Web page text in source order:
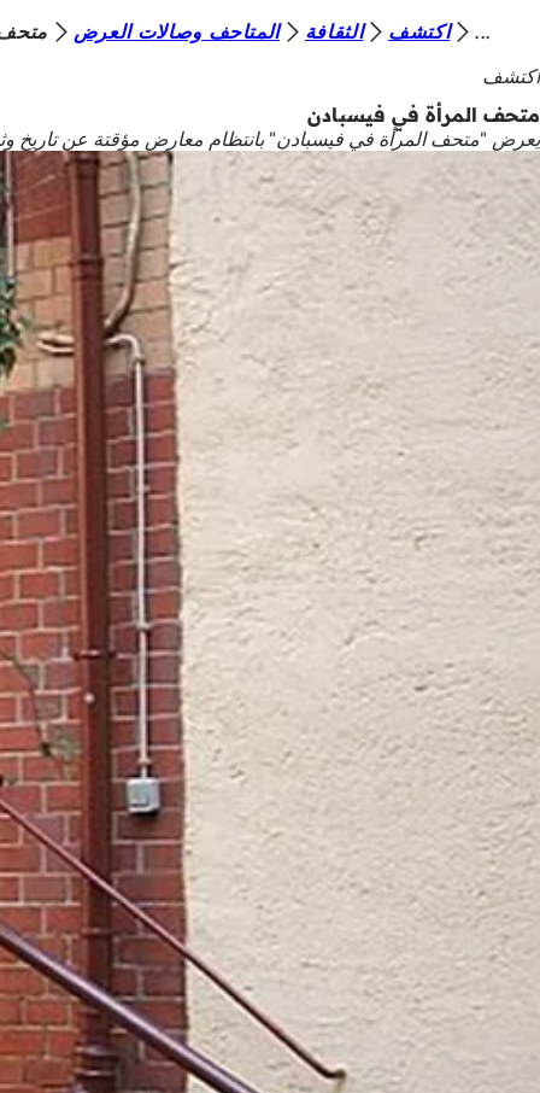
الانتقال إلى المحتوى
ن
ت
ه
ا
اكتشف الثقافة المتاحف وصالات العرض
اكتشف
متحف المرأة في فيسبادن
يعرض "متحف المرأة في فيسبادن" بانتظام معارض مؤقتة عن تاريخ